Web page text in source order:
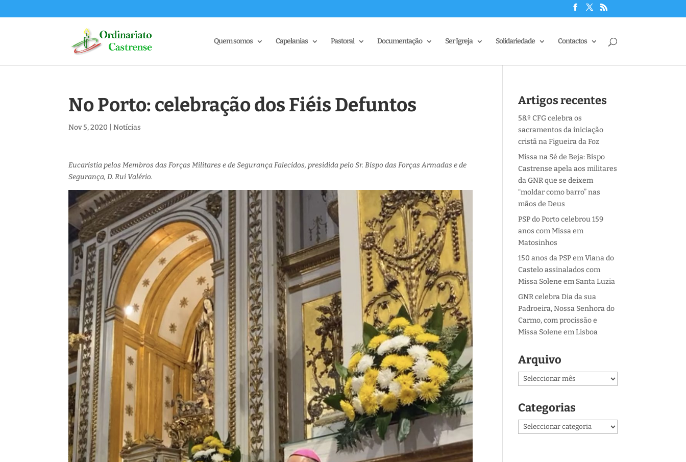
Quem somos Capelanias Pastoral Documentação Ser Igreja Solidariedade Contactos
No Porto: celebração dos Fiéis Defuntos
Nov 5, 2020 |Notícias
Eucaristia pelos Membros das Forças Militares e de Segurança Falecidos, presidida pelo Sr. Bispo das Forças Armadas e de
Segurança, D. Rui Valério.
Artigos recentes
58.º CFG celebra os
sacramentos da iniciação
cristã na Figueira da Foz
Missa na Sé de Beja: Bispo
Castrense apela aos militares
da GNR que se deixem
“moldar como barro” nas
mãos de Deus
PSP do Porto celebrou 159
anos com Missa em
Matosinhos
150 anos da PSP em Viana do
Castelo assinalados com
Missa Solene em Santa Luzia
GNR celebra Dia da sua
Padroeira, Nossa Senhora do
Carmo, com procissão e
Missa Solene em Lisboa
Arquivo
Arquivo
Categorias
Categorias